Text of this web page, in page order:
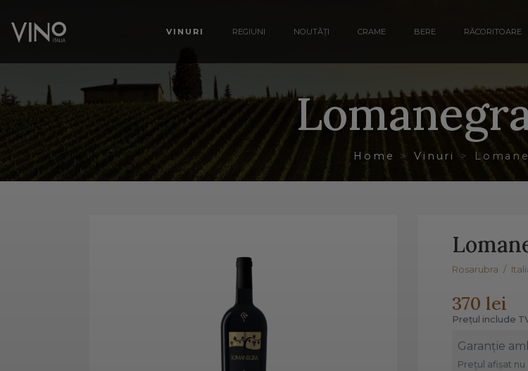
VINURI REGIUNI NOUTĂȚI CRAME BERE RĂCORITOARE
Home Vinuri
Rosarubra /
370 lei
Prețul include
Garanție
Prețul afișat